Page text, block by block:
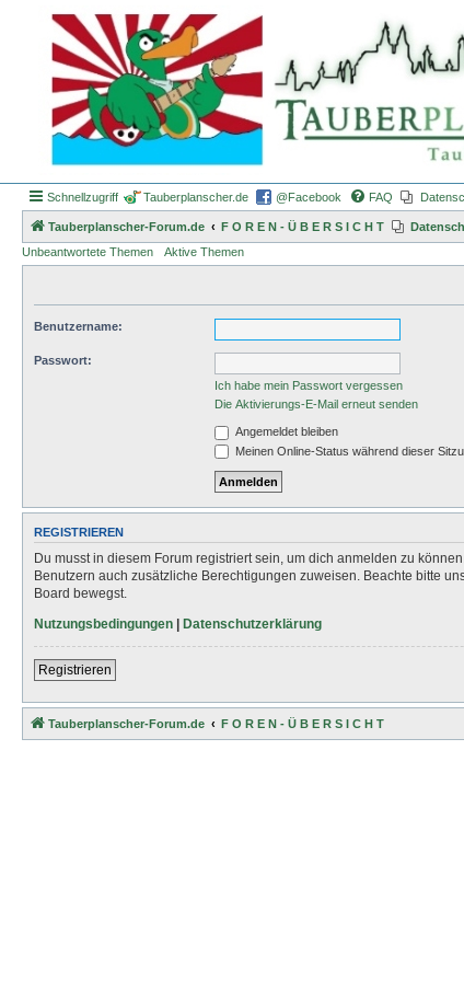
Schnellzugriff Tauberplanscher.de @Facebook FAQ
Tauberplanscher-Forum.de F O R E N - Ü B E R S I C H T
Unbeantwortete Themen
Aktive Themen
Benutzername:
Passwort:
Ich habe mein Passwort vergessen
Die Aktivierungs-E-Mail erneut senden
Angemeldet bleiben
Meinen Online-Status während dieser
REGISTRIEREN
Du musst in diesem Forum registriert sein, um dich anmelden zu
Benutzern auch zusätzliche Berechtigungen zuweisen. Beachte bitte
Board bewegst.
Nutzungsbedingungen | Datenschutzerklärung
Registrieren
Tauberplanscher-Forum.de F O R E N - Ü B E R S I C H T